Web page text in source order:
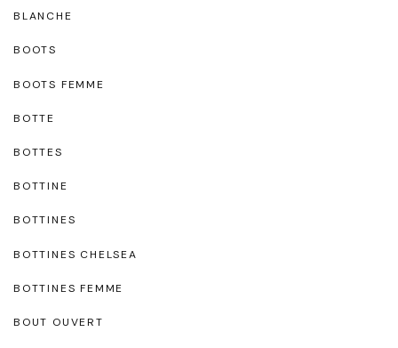
BLANCHE
BOOTS
BOOTS FEMME
BOTTE
BOTTES
BOTTINE
BOTTINES
BOTTINES CHELSEA
BOTTINES FEMME
BOUT OUVERT